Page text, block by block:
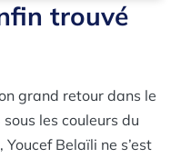
trouvé
grand retour dans le
les couleurs du
Belaïli ne s’est